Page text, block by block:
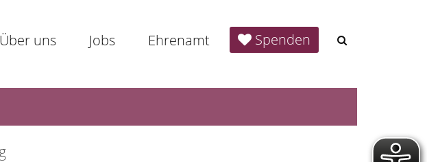
Über uns Jobs Ehrenamt Spenden